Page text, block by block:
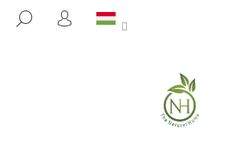
KERESÉS
BEJELENTKEZÉS